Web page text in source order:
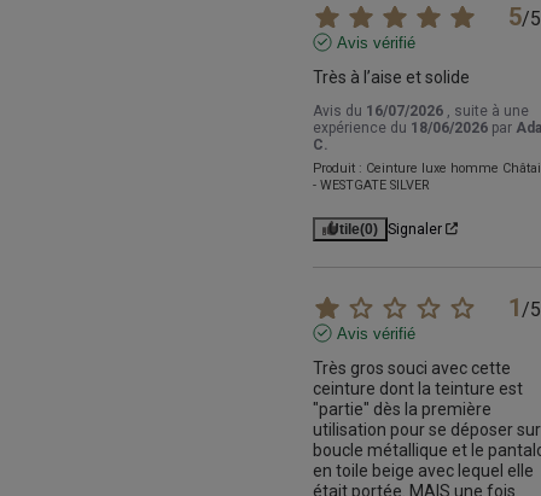
5/5
Avis vérifié
Très à l’aise et solide
Avis du 16/07/2026
, suite à une
expérience du 18/06/2026 par
C.
Produit : Ceinture luxe homme
- WESTGATE SILVER
Utile(0) Signaler
1 /5
Avis vérifié
Très gros souci avec cette
ceinture dont la teinture est
"partie" dès la première
utilisation pour se déposer
boucle métallique et le
en toile beige avec lequel elle
était portée. MAIS une fois